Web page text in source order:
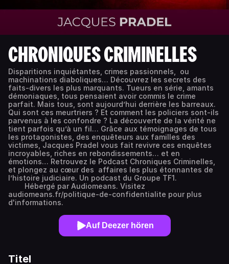
CHRONIQUES CRIMINELLES
Disparitions inquiétantes, crimes passionnels, ou
machinations diaboliques… Découvrez les secrets des
faits-divers les plus marquants. Tueurs en série, amants
démoniaques, tous pensaient avoir commis le crime
parfait. Mais tous, sont aujourd’hui derrière les barreaux.
Qui sont ces meurtriers ? Et comment les policiers sont-ils
parvenus à les confondre ? La découverte de la vérité ne
tient parfois qu’à un fil… Grâce aux témoignages de tous
les protagonistes, des enquêteurs aux familles des
victimes, Jacques Pradel vous fait revivre ces enquêtes
incroyables, riches en rebondissements… et en
émotions… Retrouvez le Podcast Chroniques Criminelles,
et plongez au cœur des affaires les plus étonnantes de
l’histoire judiciaire. Un podcast du Groupe TF1.
Hébergé par Audiomeans. Visitez
audiomeans.fr/politique-de-confidentialite pour plus
d'informations.
Auf Deezer hören
Titel